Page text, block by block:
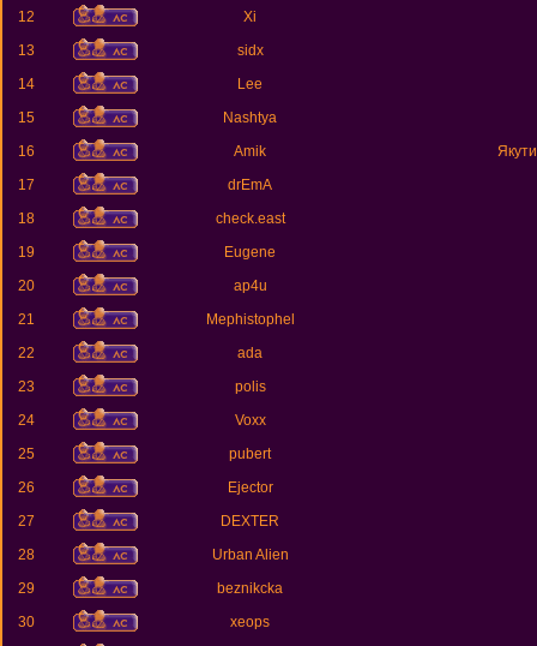
12
Xi
13
sidx
14
Lee
15
Nashtya
16
Amik
17
drEmA
18
check.east
19
Eugene
20
ap4u
21
Mephistophel
22
ada
23
polis
24
Voxx
25
pubert
26
Ejector
27
DEXTER
28
Urban Alien
29
beznikcka
30
xeops